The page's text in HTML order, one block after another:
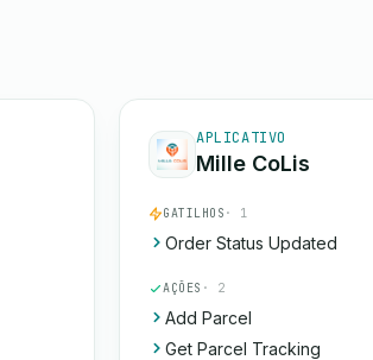
APLICATIVO
Mille CoLis
GATILHOS · 1
Order Status Updated
AÇÕES · 2
Add Parcel
Get Parcel Tracking